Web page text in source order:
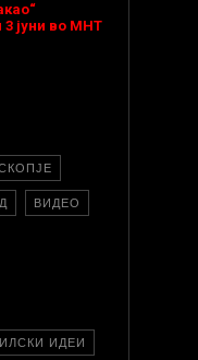
3 јуни во МНТ
ВИДЕО
ИДЕИ